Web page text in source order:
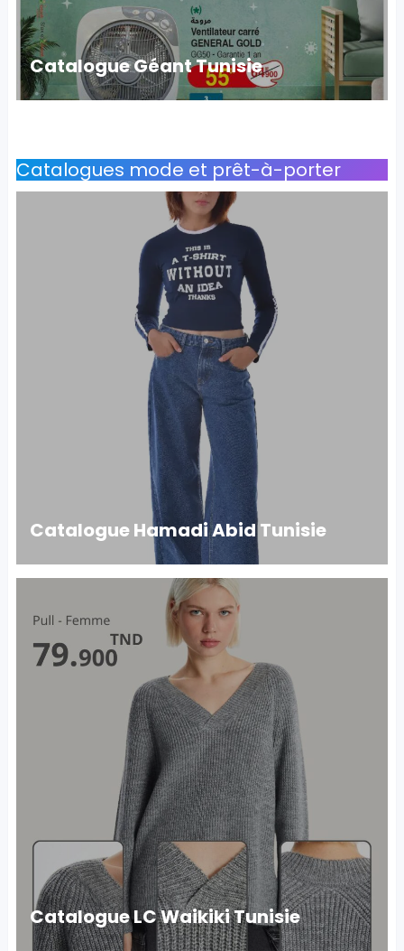
Catalogue Géant Tunisie
Catalogues mode et prêt-à-porter
Catalogue Hamadi Abid Tunisie
Catalogue LC Waikiki Tunisie